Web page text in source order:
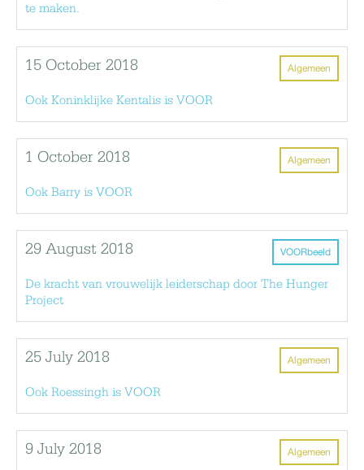
te maken.
Algemeen
15 October 2018
Ook Koninklijke Kentalis is VOOR
Algemeen
1 October 2018
Ook Barry is VOOR
VOORbeeld
29 August 2018
De kracht van vrouwelijk leiderschap door The Hunger
Project
Algemeen
25 July 2018
Ook Roessingh is VOOR
Algemeen
9 July 2018